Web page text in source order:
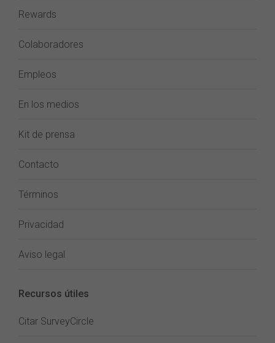
Rewards
Colaboradores
Empleos
En los medios
Kit de prensa
Contacto
Términos
Privacidad
Aviso legal
Recursos útiles
Citar SurveyCircle